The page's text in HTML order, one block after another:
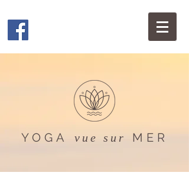
YOGA vue sur MER